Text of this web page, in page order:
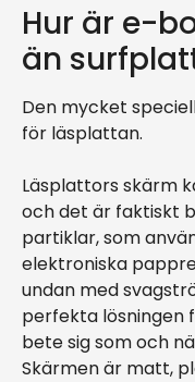
Hur är e-
än
Den mycket
för läsplattan.
Läsplattors skärm
och det är faktiskt
partiklar, som
elektroniska
undan med
perfekta lösningen
bete sig som och
Skärmen är matt,